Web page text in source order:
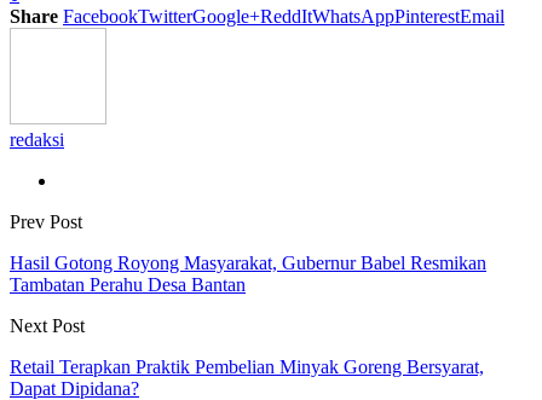
Share FacebookTwitterGoogle+ReddItWhatsAppPinterestEmail
redaksi
Prev Post
Hasil Gotong Royong Masyarakat, Gubernur Babel Resmikan
Tambatan Perahu Desa Bantan
Next Post
Retail Terapkan Praktik Pembelian Minyak Goreng Bersyarat,
Dapat Dipidana?